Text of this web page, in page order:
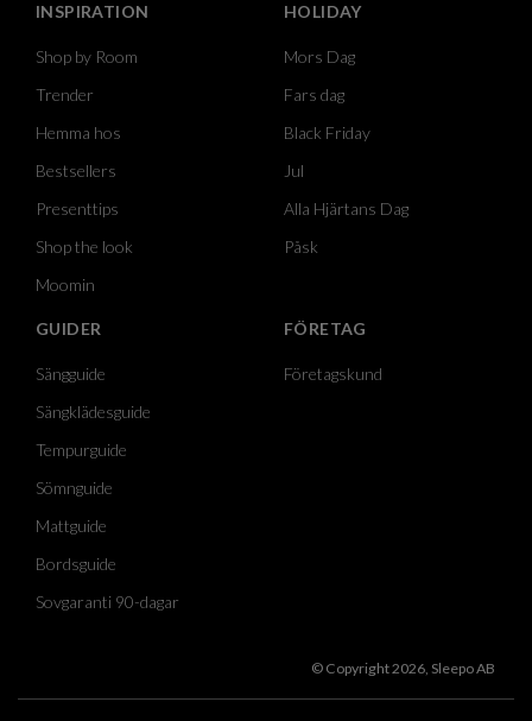
INSPIRATION
Shop by Room
Trender
Hemma hos
Bestsellers
Presenttips
Shop the look
Moomin
HOLIDAY
Mors Dag
Fars dag
Black Friday
Jul
Alla Hjärtans Dag
Påsk
GUIDER
Sängguide
Sängklädesguide
Tempurguide
Sömnguide
Mattguide
Bordsguide
Sovgaranti 90-dagar
FÖRETAG
Företagskund
© Copyright 2026, Sleepo AB